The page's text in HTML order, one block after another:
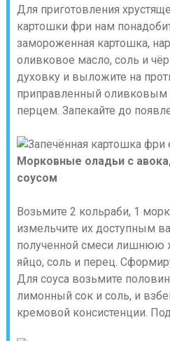
Для приготовления
картошки фри нам
замороженная картошка,
оливковое масло, соль и
духовку и выложите на
приправленный
перцем. Запекайте до
Морковные оладьи с
соусом
Возьмите 2 кольраби, 1
измельчите их доступным
полученной смеси лишнюю
яйцо, соль и перец.
Для соуса возьмите
лимонный сок и соль, и
кремовой консистенции.